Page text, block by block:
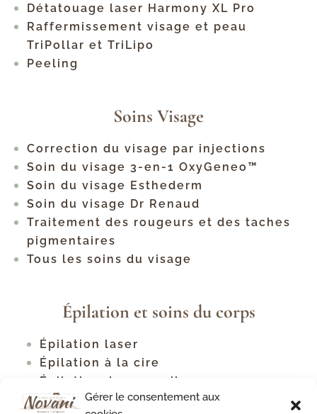
Gérer le consentement aux
Détatouage laser Harmony XL Pro
Raffermissement visage et peau
TriPollar et TriLipo
Peeling
Soins Visage
Correction du visage par injections
Soin du visage 3-en-1 OxyGeneo™
Soin du visage Esthederm
Soin du visage Dr Renaud
Traitement des rougeurs et des taches
pigmentaires
Tous les soins du visage
Épilation et soins du corps
Épilation laser
Épilation à la cire
Épilation des sourcils
Tous les types d'épilation